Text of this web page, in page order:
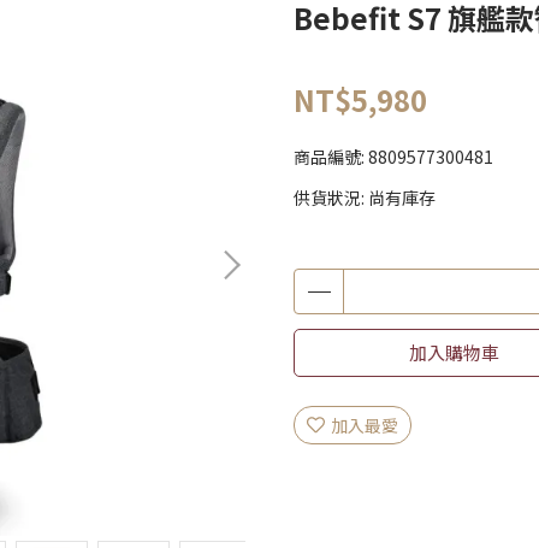
Bebefit S7 旗艦
NT$5,980
商品編號: 8809577300481
供貨狀況: 尚有庫存
加入購物車
加入最愛